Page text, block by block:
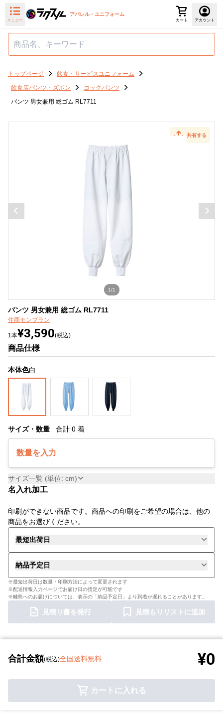
メニュー
アパレル・ユニフォーム
カート アカウント
トップページ
飲食・サービスユニフォーム
飲食店パンツ・ズボン
コックパンツ
パンツ 男女兼用 総ゴム RL7711
共有する
1/1
パンツ 男女兼用 総ゴム RL7711
住商モンブラン
1本¥3,590(税込)
商品仕様
本体色白
サイズ・数量 合計 0 着
数量を入力
サイズ一覧 (単位: cm)
名入れ加工
印刷ができない商品です。商品への印刷をご希望の場合は、他の
商品をお選びください。
最短出荷日
納品予定日
※最短出荷日は数量・印刷方法によって変更されます
※配送情報入力ページでお届け日の指定が可能です
※離島へのお届けについては、表示の「納品予定日」より到着が遅れることがあります。
見積り書を発行 見積もりリストに追加
合計金額(税込)全国送料無料 ¥0
カートに入れる